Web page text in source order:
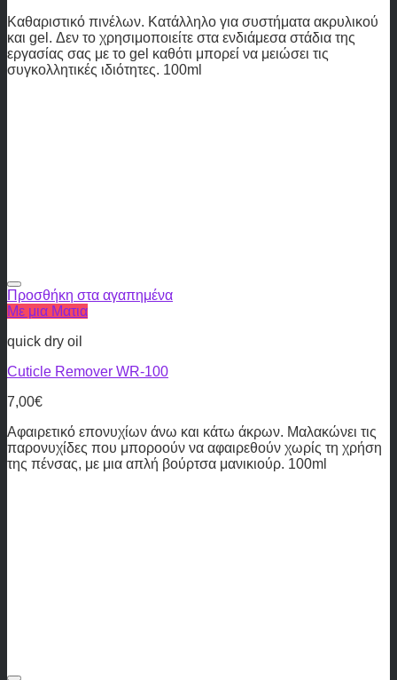
Καθαριστικό πινέλων. Κατάλληλο για συστήματα ακρυλικού
και gel. Δεν το χρησιμοποιείτε στα ενδιάμεσα στάδια της
εργασίας σας με το gel καθότι μπορεί να μειώσει τις
συγκολλητικές ιδιότητες. 100ml
Προσθήκη στα αγαπημένα
Με μια Ματια
quick dry oil
Cuticle Remover WR-100
7,00€
Αφαιρετικό επονυχίων άνω και κάτω άκρων. Μαλακώνει τις
παρονυχίδες που μποροούν να αφαιρεθούν χωρίς τη χρήση
της πένσας, με μια απλή βούρτσα μανικιούρ. 100ml